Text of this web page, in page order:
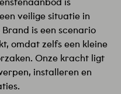
veilige situatie in
is een scenario
omdat zelfs een kleine
Onze kracht ligt
installeren en